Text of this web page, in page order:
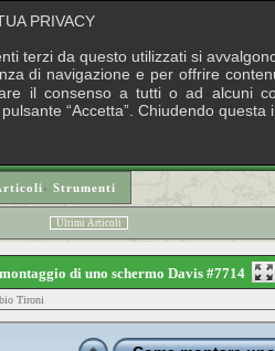
› Strumenti
Ultimi Articoli
di uno schermo Davis #7714
Tironi
PRIVACY
terzi da questo utilizzati si
di navigazione e per offrire
il consenso a tutti o ad alcuni
“Accetta”. Chiudendo